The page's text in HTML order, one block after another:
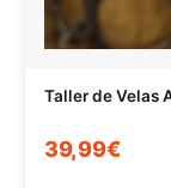
Taller de Velas
39,99€